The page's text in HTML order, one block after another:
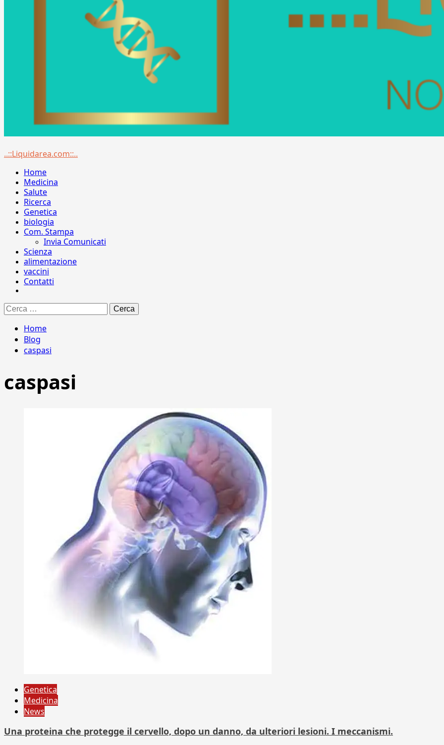
Menu
..::Liquidarea.com::..
Home
Medicina
Salute
Ricerca
Genetica
biologia
Com. Stampa
Invia Comunicati
Scienza
alimentazione
vaccini
Contatti
Ricerca
per:
Home
Blog
caspasi
caspasi
Genetica
Medicina
News
Una proteina che protegge il cervello, dopo un danno, da ulteriori lesioni. I meccanismi.